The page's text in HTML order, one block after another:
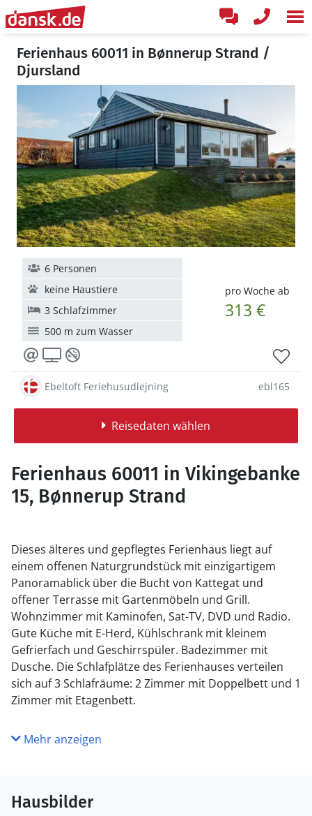
Ferienhaus 60011 in Bønnerup Strand /
Djursland
pro Woche ab
313 €
6 Personen
keine Haustiere
3 Schlafzimmer
500 m zum Wasser
Ebeltoft Feriehusudlejning ebl165
Reisedaten wählen
Ferienhaus 60011 in Vikingebanke
15, Bønnerup Strand
Dieses älteres und gepflegtes Ferienhaus liegt auf
einem offenen Naturgrundstück mit einzigartigem
Panoramablick über die Bucht von Kattegat und
offener Terrasse mit Gartenmöbeln und Grill.
Wohnzimmer mit Kaminofen, Sat-TV, DVD und Radio.
Gute Küche mit E-Herd, Kühlschrank mit kleinem
Gefrierfach und Geschirrspüler. Badezimmer mit
Dusche. Die Schlafplätze des Ferienhauses verteilen
sich auf 3 Schlafräume: 2 Zimmer mit Doppelbett und 1
Zimmer mit Etagenbett.
Mehr anzeigen
Hausbilder